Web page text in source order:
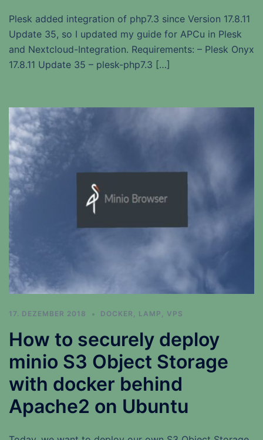
Plesk added integration of php7.3 since Version 17.8.11
Update 35, so I updated my guide for APCu in Plesk
and Nextcloud-Integration. Requirements: – Plesk Onyx
17.8.11 Update 35 – plesk-php7.3 […]
17. DEZEMBER 2018 DOCKER , LAMP , VPS
How to securely deploy
minio S3 Object Storage
with docker behind
Apache2 on Ubuntu